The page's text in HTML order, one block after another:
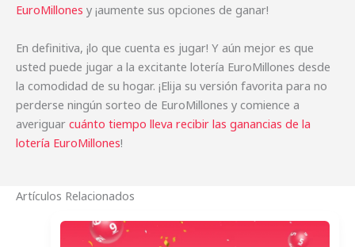
EuroMillones y ¡aumente sus opciones de ganar!
En definitiva, ¡lo que cuenta es jugar! Y aún mejor es que
usted puede jugar a la excitante lotería EuroMillones desde
la comodidad de su hogar. ¡Elija su versión favorita para no
perderse ningún sorteo de EuroMillones y comience a
averiguar cuánto tiempo lleva recibir las ganancias de la
lotería EuroMillones!
Artículos Relacionados